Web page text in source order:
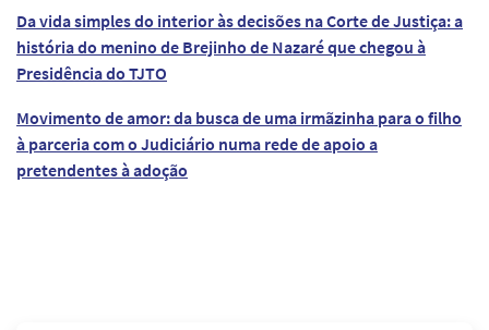
Da vida simples do interior às decisões na Corte de Justiça: a
história do menino de Brejinho de Nazaré que chegou à
Presidência do TJTO
Movimento de amor: da busca de uma irmãzinha para o filho
à parceria com o Judiciário numa rede de apoio a
pretendentes à adoção